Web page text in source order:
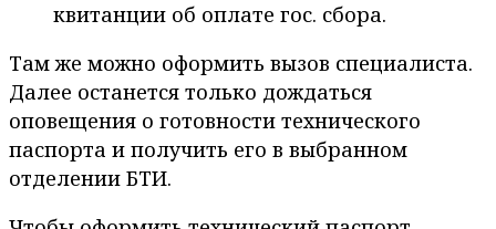
квитанции об оплате гос. сбора.
Там же можно оформить вызов специалиста.
Далее останется только дождаться
оповещения о готовности технического
паспорта и получить его в выбранном
отделении БТИ.